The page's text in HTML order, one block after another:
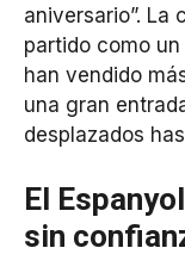
aniversario”. La
partido como
han vendido
una gran
desplazados
El
sin